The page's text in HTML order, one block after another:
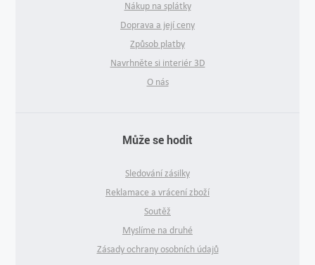
Nákup na splátky
Doprava a její ceny
Způsob platby
Navrhněte si interiér 3D
O nás
Může se hodit
Sledování zásilky
Reklamace a vrácení zboží
Soutěž
Myslíme na druhé
Zásady ochrany osobních údajů